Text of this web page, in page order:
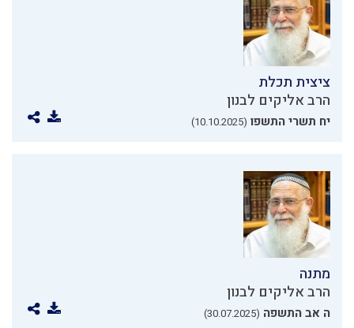
ציצית תכלת
הרב אליקים לבנון
יח תשרי התשפו (10.10.2025)
מתנה
הרב אליקים לבנון
ה אב התשפה (30.07.2025)